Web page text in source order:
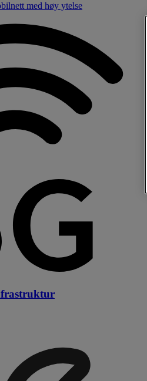
med høy ytelse